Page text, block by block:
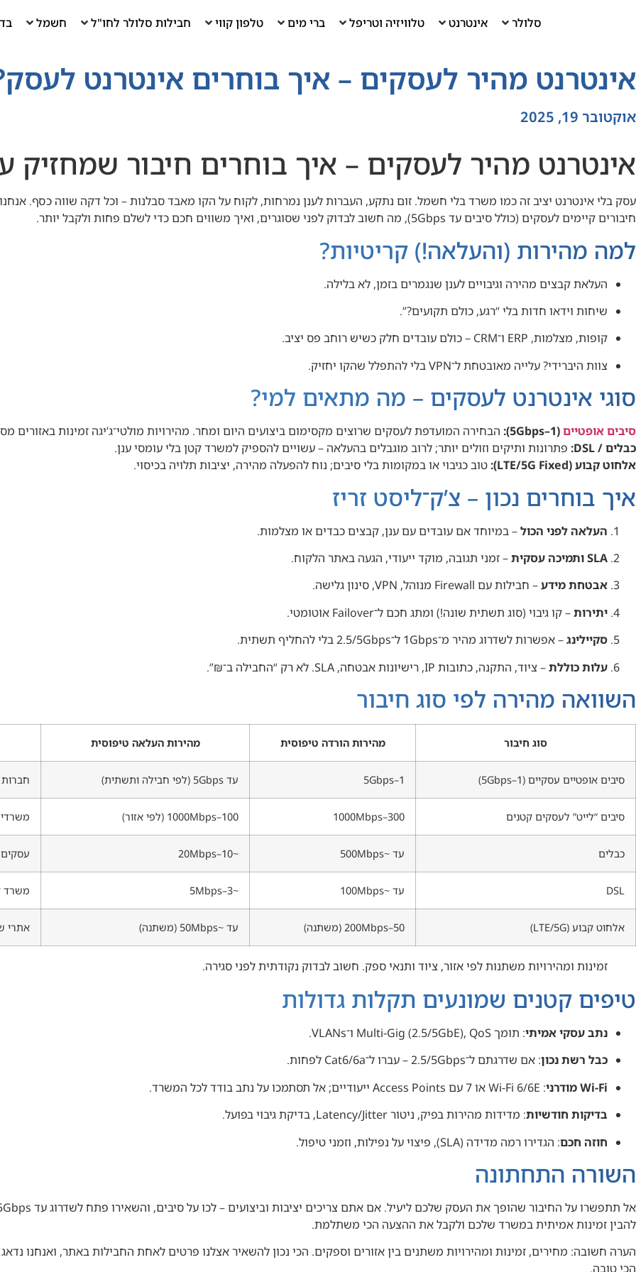
סלולר אינטרנט טלוויזיה וטריפל ברי מים טלפון קווי חבילות סלולר לחו"ל חשמל
אינטרנט מהיר לעסקים – איך בוחרים אינטרנט
אוקטובר 19, 2025
אינטרנט מהיר לעסקים – איך בוחרים חיבור שמחזיק
עסק בלי אינטרנט יציב זה כמו משרד בלי חשמל. זום נתקע, העברות לענן נמרחות, לקוח על הקו מאבד סבלנות – וכל דקה שווה כסף.
חיבורים קיימים לעסקים (כולל סיבים עד 5Gbps), מה חשוב לבדוק לפני שסוגרים, ואיך משווים חכם כדי לשלם פחות ולקבל יותר.
למה מהירות (והעלאה!) קריטיות?
העלאת קבצים מהירה וגיבויים לענן שנגמרים בזמן, לא בלילה.
שיחות וידאו חדות בלי “רגע, כולם תקועים?”.
קופות, מצלמות, ERP ו־CRM – כולם עובדים חלק כשיש רוחב פס יציב.
צוות היברידי? עלייה מאובטחת ל־VPN בלי להתפלל שהקו יחזיק.
סוגי אינטרנט לעסקים – מה מתאים למי?
סיבים אופטיים(1–5Gbps):
הבחירה המועדפת לעסקים שרוצים מקסימום ביצועים היום ומחר. מהירויות מולטי־ג’יגה זמינות באזורים
כבלים / DSL:
פתרונות ותיקים וזולים יותר; לרוב מוגבלים בהעלאה – עשויים להספיק למשרד קטן בלי עומסי ענן.
אלחוט קבוע (LTE/5G Fixed):
טוב כגיבוי או במקומות בלי סיבים; נוח להפעלה מהירה, יציבות תלויה בכיסוי.
איך בוחרים נכון – צ’ק־ליסט זריז
העלאה לפני הכול– במיוחד אם עובדים עם ענן, קבצים כבדים או מצלמות.
SLA ותמיכה עסקית
– זמני תגובה, מוקד ייעודי, הגעה באתר הלקוח.
אבטחת מידע– חבילות עם Firewall מנוהל, VPN, סינון גלישה.
יתירות– קו גיבוי (סוג תשתית שונה!) ומתג חכם ל־Failover אוטומטי.
סקיילינג– אפשרות לשדרוג מהיר מ־1Gbps ל־2.5/5Gbps בלי להחליף תשתית.
עלות כוללת– ציוד, התקנה, כתובות IP, רישיונות אבטחה, SLA. לא רק “החבילה ב־₪”.
השוואה מהירה לפי סוג חיבור
סוג חיבור מהירות הורדה טיפוסית מהירות העלאה טיפוסית
סיבים אופטיים עסקיים (1–5Gbps) 1–5Gbps עד 5Gbps (לפי חבילה ותשתית) חברות
סיבים “לייט” לעסקים קטנים 300–1000Mbps 100–1000Mbps (לפי אזור)
כבלים עד ~500Mbps ~10–20Mbps
DSL עד ~100Mbps ~3–5Mbps משרד
אלחוט קבוע (LTE/5G) 50–200Mbps (משתנה) עד ~50Mbps (משתנה) אתרי
זמינות ומהירויות משתנות לפי אזור, ציוד ותנאי ספק. חשוב לבדוק נקודתית לפני סגירה.
טיפים קטנים שמונעים תקלות גדולות
נתב עסקי אמיתי: תומך Multi-Gig (2.5/5GbE), QoS ו־VLANs.
כבל רשת נכון: אם שדרגתם ל־2.5/5Gbps – עברו ל־Cat6/6a לפחות.
Wi-Fi מודרני
: Wi-Fi 6/6E או 7 עם Access Points ייעודיים; אל תסתמכו על נתב בודד לכל המשרד.
בדיקות חודשיות: מדידות מהירות בפיק, ניטור Latency/Jitter, בדיקת גיבוי בפועל.
חוזה חכם: הגדירו רמה מדידה (SLA), פיצוי על נפילות, וזמני טיפול.
השורה התחתונה
להבין זמינות אמיתית במשרד שלכם ולקבל את ההצעה הכי משתלמת.
הערה חשובה: מחירים, זמינות ומהירויות משתנים בין אזורים וספקים. הכי נכון להשאיר אצלנו פרטים לאחת החבילות באתר, ואנחנו
הכי טובה.